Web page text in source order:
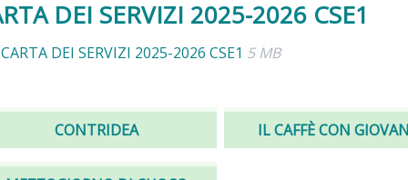
DEI SERVIZI 2025-2026 CSE1
CARTA DEI SERVIZI 2025-2026 CSE1 5 MB
CONTRIDEA IL CAFFÈ CON